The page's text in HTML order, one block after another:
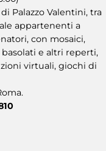
Palazzo Valentini, tra
appartenenti a
con mosaici,
e altri reperti,
virtuali, giochi di